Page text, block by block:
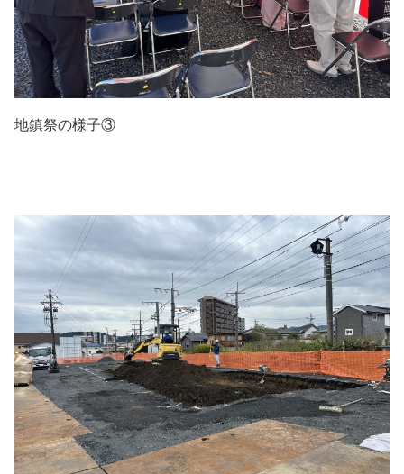
地鎮祭の様子③